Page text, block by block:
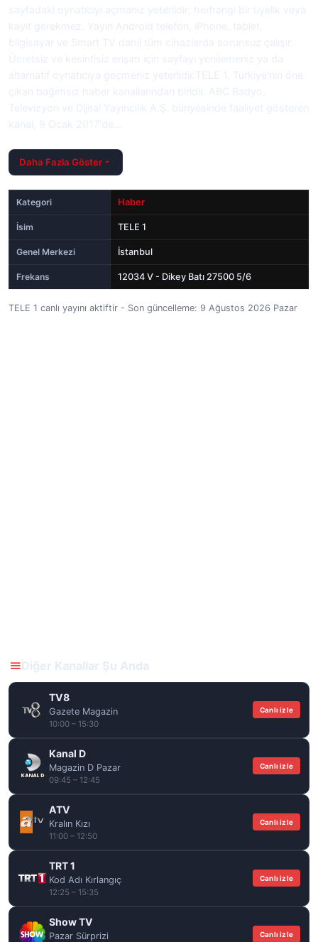
Daha Fazla Göster
Kategori Haber
İsim TELE 1
Genel Merkezi İstanbul
Frekans 12034 V - Dikey Batı 27500 5/6
TELE 1 canlı yayını aktiftir - Son güncelleme: 9 Ağustos 2026 Pazar
TV8
Gazete Magazin
10:00 – 15:30
Canlı izle
Kanal D
Magazin D Pazar
09:45 – 12:45
Canlı izle
ATV
Kralın Kızı
11:00 – 12:50
Canlı izle
TRT 1
Kod Adı Kırlangıç
12:25 – 15:35
Canlı izle
Show TV
Pazar Sürprizi Canlı izle